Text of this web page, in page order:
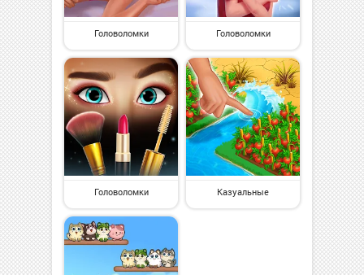
Головоломки Головоломки
Головоломки Казуальные